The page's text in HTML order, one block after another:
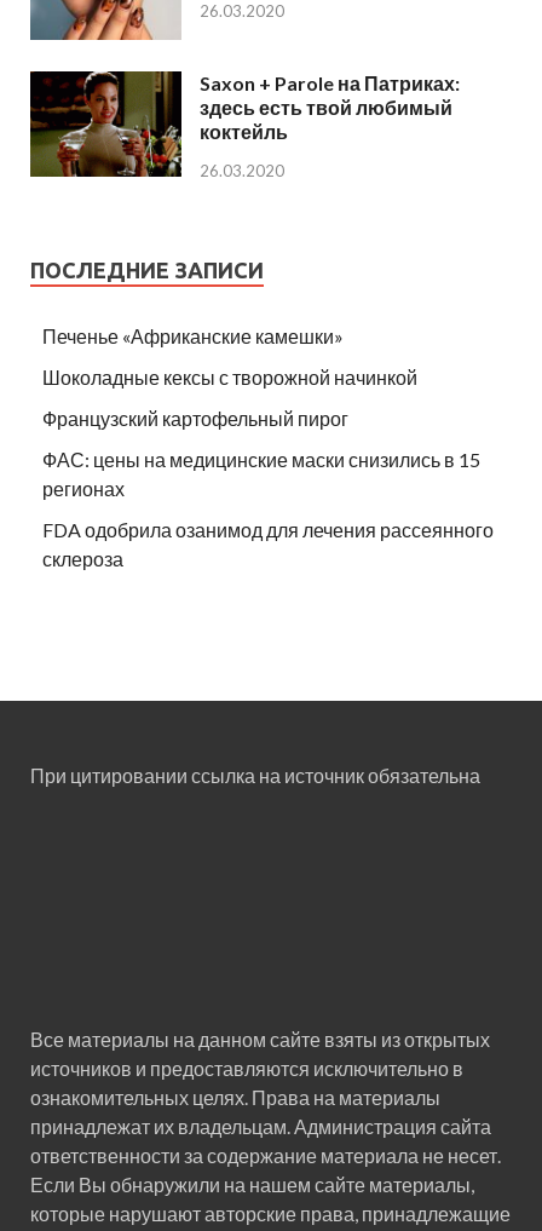
26.03.2020
Saxon + Parole на Патриках:
здесь есть твой любимый
коктейль
26.03.2020
ПОСЛЕДНИЕ ЗАПИСИ
Печенье «Африканские камешки»
Шоколадные кексы с творожной начинкой
Французский картофельный пирог
ФАС: цены на медицинские маски снизились в 15
регионах
FDA одобрила озанимод для лечения рассеянного
склероза
При цитировании ссылка на источник обязательна
Все материалы на данном сайте взяты из открытых
источников и предоставляются исключительно в
ознакомительных целях. Права на материалы
принадлежат их владельцам. Администрация сайта
ответственности за содержание материала не несет.
Если Вы обнаружили на нашем сайте материалы,
которые нарушают авторские права, принадлежащие